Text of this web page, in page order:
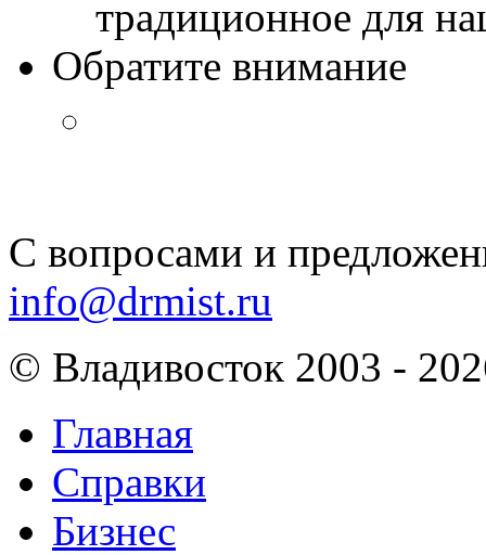
традиционное для
Обратите внимание
С вопросами и
info@drmist.ru
© Владивосток 2003 -
Главная
Справки
Бизнес